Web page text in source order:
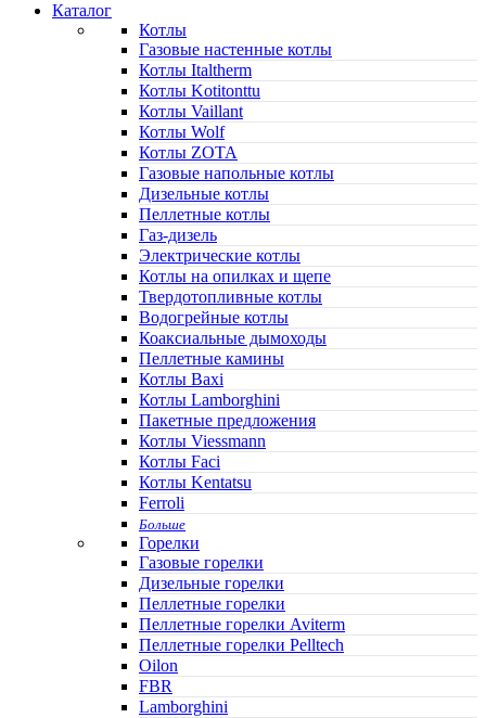
Каталог
Котлы
Газовые настенные котлы
Котлы Italtherm
Котлы Kotitonttu
Котлы Vaillant
Котлы Wolf
Котлы ZOTA
Газовые напольные котлы
Дизельные котлы
Пеллетные котлы
Газ-дизель
Электрические котлы
Котлы на опилках и щепе
Твердотопливные котлы
Водогрейные котлы
Коаксиальные дымоходы
Пеллетные камины
Котлы Baxi
Котлы Lamborghini
Пакетные предложения
Котлы Viessmann
Котлы Faci
Котлы Kentatsu
Ferroli
Больше
Горелки
Газовые горелки
Дизельные горелки
Пеллетные горелки
Пеллетные горелки Aviterm
Пеллетные горелки Pelltech
Oilon
FBR
Lamborghini